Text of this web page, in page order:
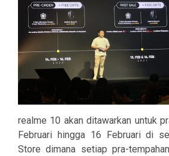
realme 10 akan ditawarkan untuk
Februari hingga 16 Februari di
Store dimana setiap pra-